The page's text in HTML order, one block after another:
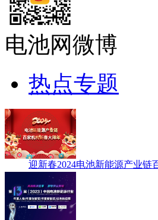
电池网微博
热点专题
迎新春2024电池新能源产业链